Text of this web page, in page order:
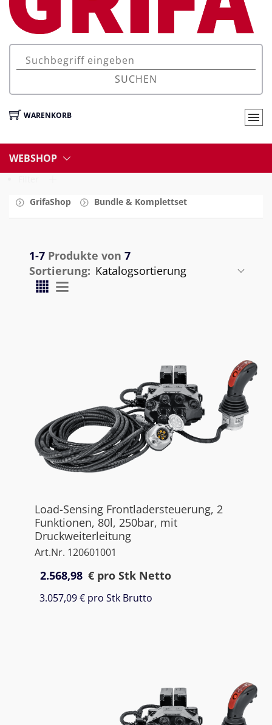
SUCHEN
WARENKORB
WEBSHOP
GrifaShop
Bundle & Komplettset
1-7 Produkte von 7
Sortierung:
Load-Sensing Frontladersteuerung, 2
Funktionen, 80l, 250bar, mit
Druckweiterleitung
Art.Nr. 120601001
2.568,98 € pro Stk Netto
3.057,09 € pro Stk Brutto